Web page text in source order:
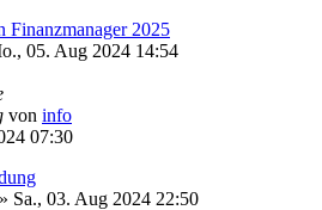
Finanzmanager 2025
05. Aug 2024 14:54
von info
07:30
» Sa., 03. Aug 2024 22:50